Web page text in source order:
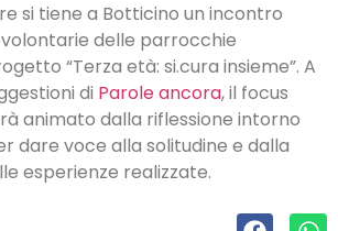
si tiene a Botticino un incontro
delle parrocchie
“Terza età: si.cura insieme”. A
di Parole ancora, il focus
animato dalla riflessione intorno
dare voce alla solitudine e dalla
esperienze realizzate.